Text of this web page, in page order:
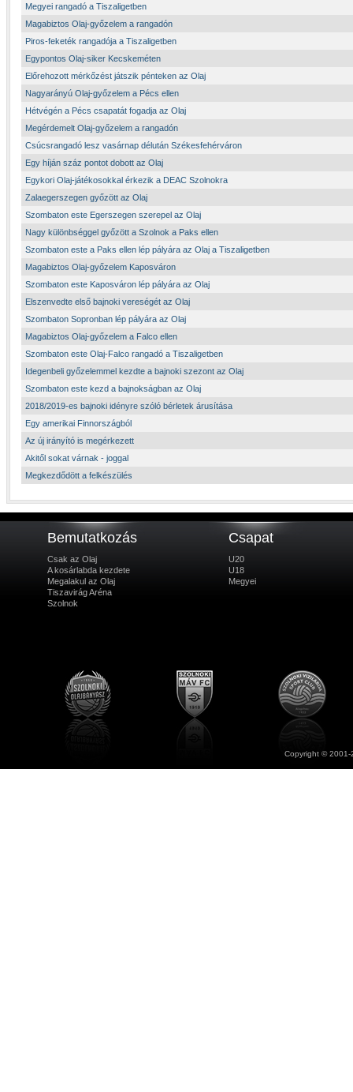
Megyei rangadó a Tiszaligetben
Magabiztos Olaj-győzelem a rangadón
Piros-feketék rangadója a Tiszaligetben
Egypontos Olaj-siker Kecskeméten
Előrehozott mérkőzést játszik pénteken az Olaj
Nagyarányú Olaj-győzelem a Pécs ellen
Hétvégén a Pécs csapatát fogadja az Olaj
Megérdemelt Olaj-győzelem a rangadón
Csúcsrangadó lesz vasárnap délután Székesfehérváron
Egy híján száz pontot dobott az Olaj
Egykori Olaj-játékosokkal érkezik a DEAC Szolnokra
Zalaegerszegen győzött az Olaj
Szombaton este Egerszegen szerepel az Olaj
Nagy különbséggel győzött a Szolnok a Paks ellen
Szombaton este a Paks ellen lép pályára az Olaj a Tiszaligetben
Magabiztos Olaj-győzelem Kaposváron
Szombaton este Kaposváron lép pályára az Olaj
Elszenvedte első bajnoki vereségét az Olaj
Szombaton Sopronban lép pályára az Olaj
Magabiztos Olaj-győzelem a Falco ellen
Szombaton este Olaj-Falco rangadó a Tiszaligetben
Idegenbeli győzelemmel kezdte a bajnoki szezont az Olaj
Szombaton este kezd a bajnokságban az Olaj
2018/2019-es bajnoki idényre szóló bérletek árusítása
Egy amerikai Finnországból
Az új irányító is megérkezett
Akitől sokat várnak - joggal
Megkezdődött a felkészülés
Bemutatkozás
Csak az Olaj
A kosárlabda kezdete
Megalakul az Olaj
Tiszavirág Aréna
Szolnok
Csapat
U20
U18
Megyei
Copyright ©